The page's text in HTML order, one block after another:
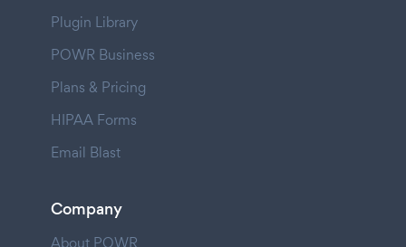
Plugin Library
POWR Business
Plans & Pricing
HIPAA Forms
Email Blast
Company
About POWR